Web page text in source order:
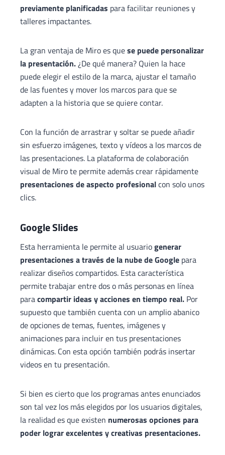
previamente planificadas para facilitar reuniones y
talleres impactantes.
La gran ventaja de Miro es quese puede personalizar
la presentación.¿De qué manera? Quien la hace
puede elegir el estilo de la marca, ajustar el tamaño
de las fuentes y mover los marcos para que se
adapten a la historia que se quiere contar.
Con la función de arrastrar y soltar se puede añadir
sin esfuerzo imágenes, texto y vídeos a los marcos de
las presentaciones. La plataforma de colaboración
visual de Miro te permite además crear rápidamente
presentaciones de aspecto profesionalcon solo unos
clics.
Google Slides
Esta herramienta le permite al usuariogenerar
presentaciones a través de la nube de Google para
realizar diseños compartidos. Esta característica
permite trabajar entre dos o más personas en línea
paracompartir ideas y acciones en tiempo real. Por
supuesto que también cuenta con un amplio abanico
de opciones de temas, fuentes, imágenes y
animaciones para incluir en tus presentaciones
dinámicas. Con esta opción también podrás insertar
videos en tu presentación.
Si bien es cierto que los programas antes enunciados
son tal vez los más elegidos por los usuarios digitales,
la realidad es que existen numerosas opciones para
poder lograr excelentes y creativas presentaciones.